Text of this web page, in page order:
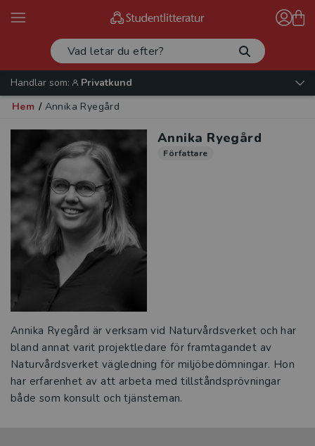
Handlar som:
Privatkund
Hem / Annika Ryegård
Annika Ryegård
Författare
Annika Ryegård är verksam vid Naturvårdsverket och har
bland annat varit projektledare för framtagandet av
Naturvårdsverket vägledning för miljöbedömningar. Hon
har erfarenhet av att arbeta med tillståndsprövningar
både som konsult och tjänsteman.